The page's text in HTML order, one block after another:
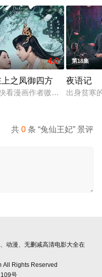
，却心怀壮志，他结识了
4.0
之凤御四方
看漫画作者嗷小泽的独家连
第18集
夜语记
出身贫寒
共0 条 “兔仙王妃” 景评
动漫、无删减高清电影大全在
Rights Reserved
号